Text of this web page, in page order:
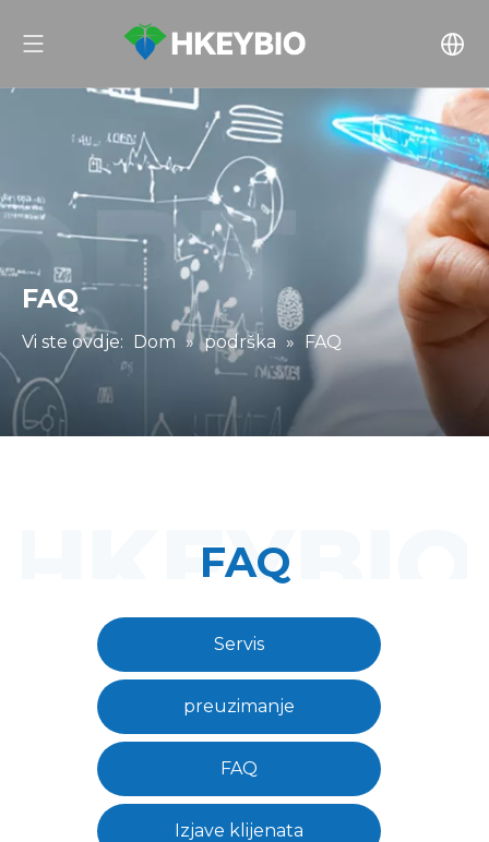
FAQ
Vi ste ovdje: Dom » podrška » FAQ
FAQ
Servis
preuzimanje
FAQ
Izjave klijenata